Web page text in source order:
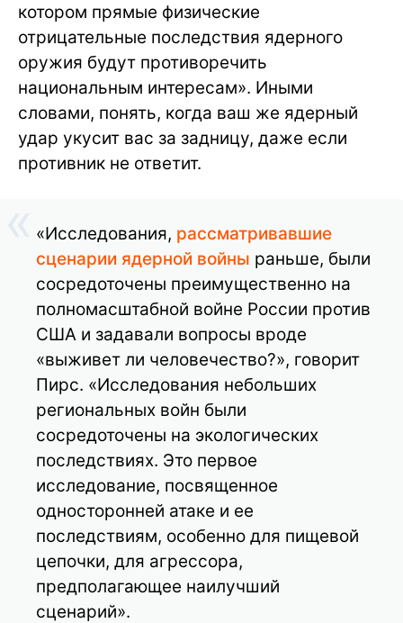
котором прямые физические
отрицательные последствия ядерного
оружия будут противоречить
национальным интересам». Иными
словами, понять, когда ваш же ядерный
удар укусит вас за задницу, даже если
противник не ответит.
«Исследования, рассматривавшие
сценарии ядерной войны раньше, были
сосредоточены преимущественно на
полномасштабной войне России против
США и задавали вопросы вроде
«выживет ли человечество?», говорит
Пирс. «Исследования небольших
региональных войн были
сосредоточены на экологических
последствиях. Это первое
исследование, посвященное
односторонней атаке и ее
последствиям, особенно для пищевой
цепочки, для агрессора,
предполагающее наилучший
сценарий».